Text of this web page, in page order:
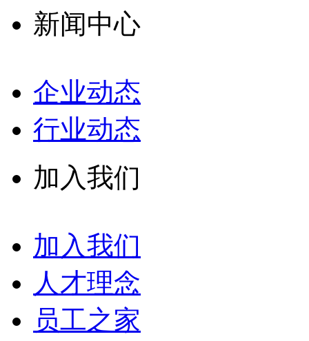
新闻中心
企业动态
行业动态
加入我们
加入我们
人才理念
员工之家